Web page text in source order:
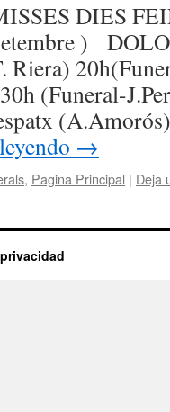
DIES
)
(Funeral-
→
, Pagina Principal | Deja